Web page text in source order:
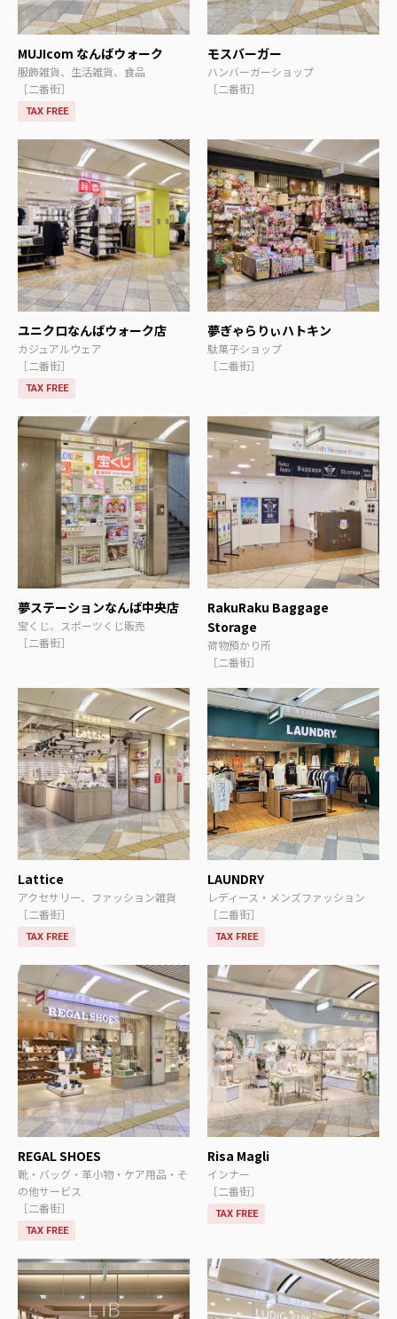
MUJIcom なんばウォーク
服飾雑貨、生活雑貨、食品
［二番街］
TAX FREE
モスバーガー
ハンバーガーショップ
［二番街］
ユニクロなんばウォーク店
カジュアルウェア
［二番街］
TAX FREE
夢ぎゃらりぃハトキン
駄菓子ショップ
［二番街］
夢ステーションなんば中央店
宝くじ、スポーツくじ販売
［二番街］
RakuRaku Baggage
Storage
荷物預かり所
［二番街］
Lattice
アクセサリー、ファッション雑貨
［二番街］
TAX FREE
LAUNDRY
レディース・メンズファッション
［二番街］
TAX FREE
REGAL SHOES
靴・バッグ・革小物・ケア用品・そ
の他サービス
［二番街］
TAX FREE
Risa Magli
インナー
［二番街］
TAX FREE